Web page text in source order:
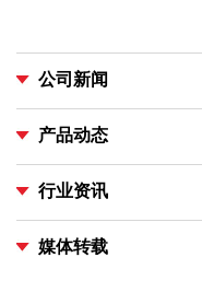
公司新闻
产品动态
行业资讯
媒体转载